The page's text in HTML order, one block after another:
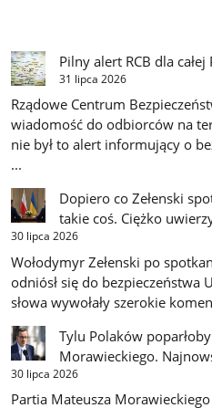
Pilny alert RCB dla
31 lipca 2026
Rządowe Centrum
wiadomość do odbiorców na
nie był to alert informujący o
...
Dopiero co Zełenski
takie coś. Ciężko
30 lipca 2026
Wołodymyr Zełenski po
odniósł się do bezpieczeństwa
słowa wywołały szerokie
Tylu Polaków
Morawieckiego.
30 lipca 2026
Partia Mateusza